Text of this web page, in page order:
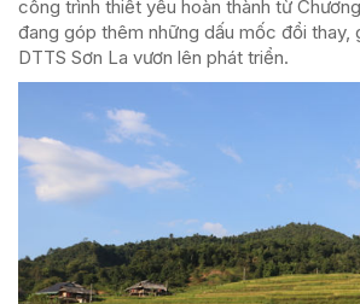
công trình thiết yếu hoàn thành từ
đang góp thêm những dấu mốc đổi thay,
DTTS Sơn La vươn lên phát triển.